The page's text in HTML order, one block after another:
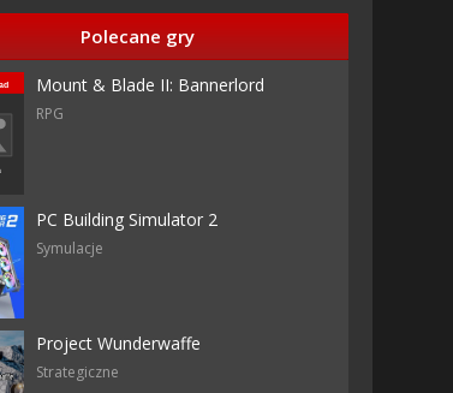
Polecane gry
Mount & Blade II: Bannerlord
RPG
PC Building Simulator 2
Symulacje
Project Wunderwaffe
Strategiczne